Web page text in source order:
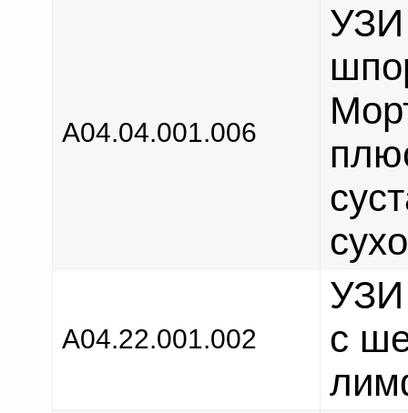
А04.04.001.006
УЗИ
А04.22.001.002
УЗИ
с